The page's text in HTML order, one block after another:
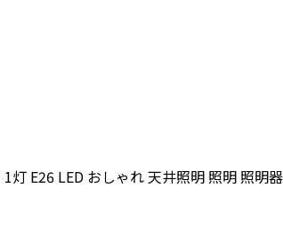
E26 LED おしゃれ 天井照明 照明 照